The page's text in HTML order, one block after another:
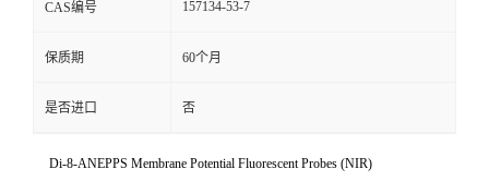
CAS编号 157134-53-7
保质期 60个月
是否进口 否
Di-8-ANEPPS Membrane Potential Fluorescent Probes (NIR)